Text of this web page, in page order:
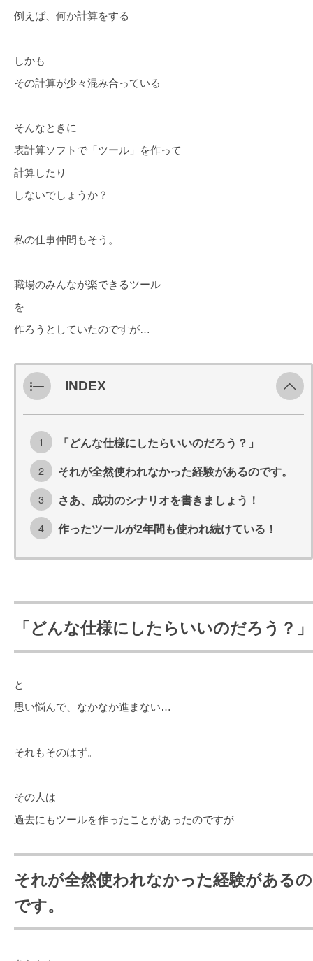
例えば、何か計算をする
しかも
その計算が少々混み合っている
そんなときに
表計算ソフトで「ツール」を作って
計算したり
しないでしょうか？
私の仕事仲間もそう。
職場のみんなが楽できるツール
を
作ろうとしていたのですが…
INDEX
「どんな仕様にしたらいいのだろう？」
それが全然使われなかった経験があるのです。
さあ、成功のシナリオを書きましょう！
作ったツールが2年間も使われ続けている！
「どんな仕様にしたらいいのだろう？」
と
思い悩んで、なかなか進まない…
それもそのはず。
その人は
過去にもツールを作ったことがあったのですが
それが全然使われなかった経験があるの
です。